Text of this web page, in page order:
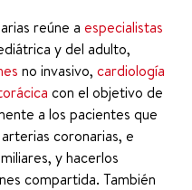
reúne a especialistas
y del adulto,
no invasivo, cardiología
con el objetivo de
a los pacientes que
coronarias, e
y hacerlos
compartida. También